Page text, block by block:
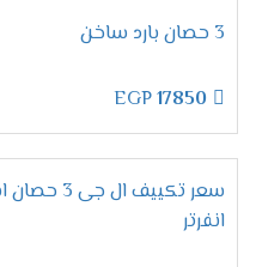
خاصية التبريد /
في كل الفصول
بكل تأكيد،لا شيء
الحار والشتاء البارد.
مزودًا بخاصية
3 حصان بارد ساخن
17850
سعر
انفرتر